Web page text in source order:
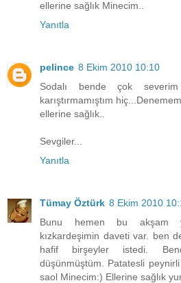
ellerine sağlık Minecim..
Yanıtla
pelince 8 Ekim 2010 10:10
Sodalı bende çok
karıştırmamıştım
ellerine sağlık..
Sevgiler...
Yanıtla
Tümay Öztürk 8 Ekim 2010
Bunu hemen bu akşam
kızkardeşimin daveti var. ben
hafif birşeyler istedi.
düşünmüştüm. Patatesli
saol Minecim:) Ellerine sağlık